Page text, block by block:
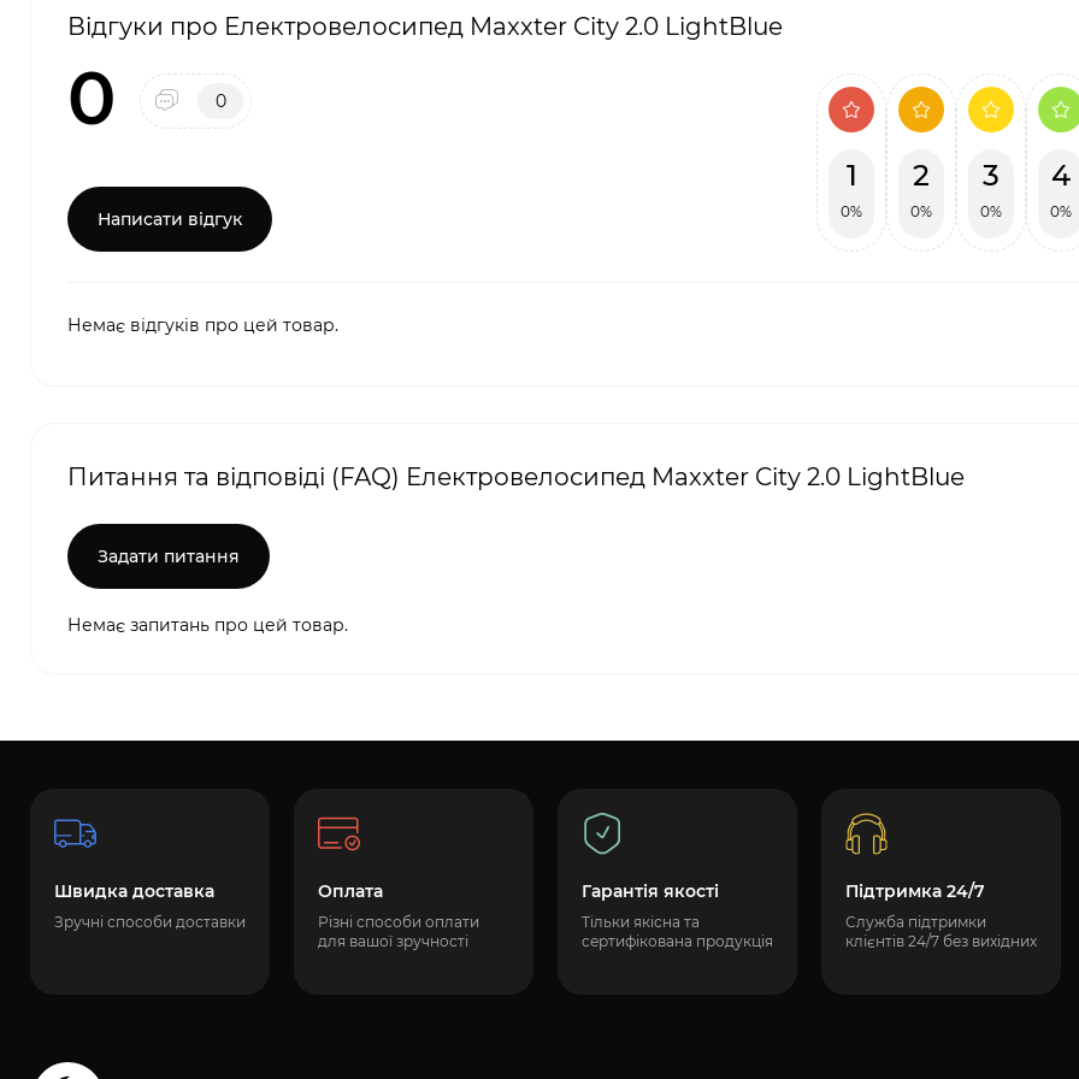
Відгуки про Електровелосипед Maxxter City 2.0 LightBlue
0 0
Написати відгук
1
0%
2
0%
3
0%
4
0%
Немає відгуків про цей товар.
Питання та відповіді (FAQ) Електровелосипед Maxxter City 2.0 LightBlue
Задати питання
Немає запитань про цей товар.
Швидка доставка
Зручні способи доставки
Оплата
Різні способи оплати
для вашої зручності
Гарантія якості
Тільки якісна та
сертифікована продукція
Підтримка 24/7
Служба підтримки
клієнтів 24/7 без вихідних